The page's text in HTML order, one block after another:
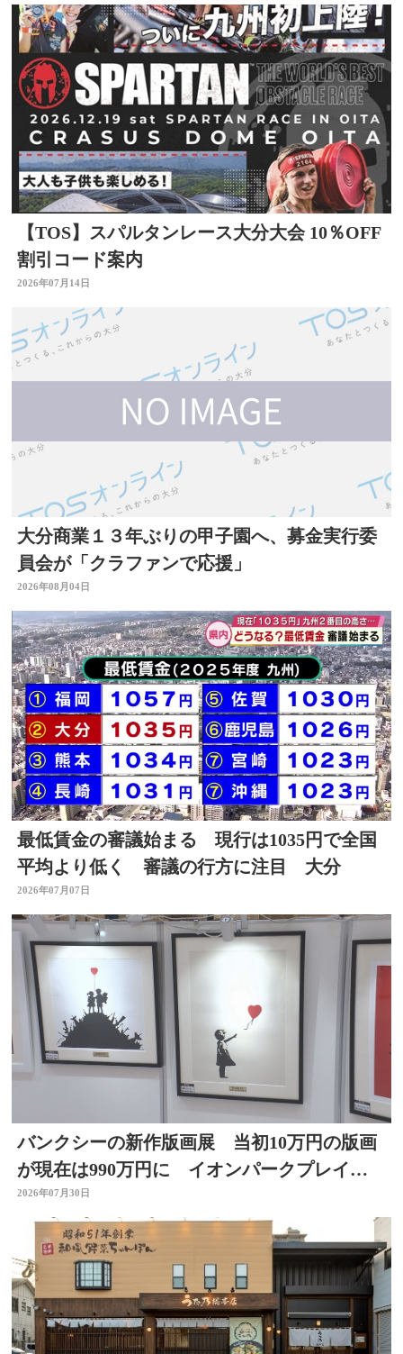
【TOS】スパルタンレース大分大会 10％OFF
割引コード案内
2026年07月14日
大分商業１３年ぶりの甲子園へ、募金実行委
員会が「クラファンで応援」
2026年08月04日
最低賃金の審議始まる 現行は1035円で全国
平均より低く 審議の行方に注目 大分
2026年07月07日
バンクシーの新作版画展 当初10万円の版画
が現在は990万円に イオンパークプレイス
大分店で開催中
2026年07月30日